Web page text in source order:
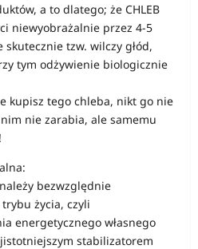
a to dlatego; że CHLEB
niewyobrażalnie przez 4-5
tzw. wilczy głód,
tym odżywienie biologicznie
kupisz tego chleba, nikt go nie
nie zarabia, ale samemu
bezwzględnie
życia, czyli
energetycznego własnego
stabilizatorem